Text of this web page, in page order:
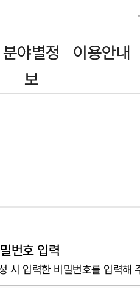
분야별정
보
이용안내
번호 입력
시 입력한 비밀번호를 입력해